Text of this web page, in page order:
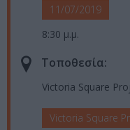
11/07/2019
8:30 μ.μ.
Τοποθεσία:
Victoria Square
Victoria Square